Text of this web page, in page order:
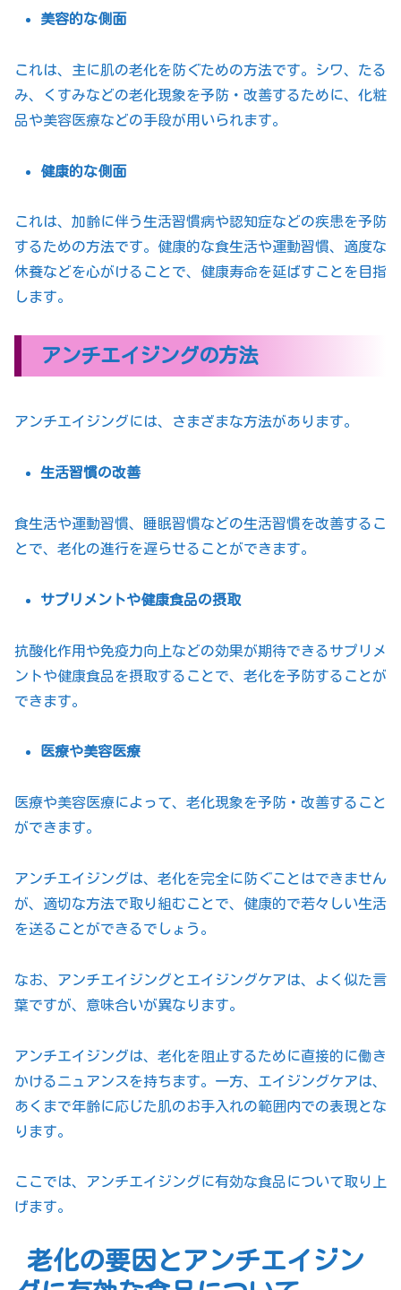
美容的な側面
これは、主に肌の老化を防ぐための方法です。シワ、たる
み、くすみなどの老化現象を予防・改善するために、化粧
品や美容医療などの手段が用いられます。
健康的な側面
これは、加齢に伴う生活習慣病や認知症などの疾患を予防
するための方法です。健康的な食生活や運動習慣、適度な
休養などを心がけることで、健康寿命を延ばすことを目指
します。
アンチエイジングの方法
アンチエイジングには、さまざまな方法があります。
生活習慣の改善
食生活や運動習慣、睡眠習慣などの生活習慣を改善するこ
とで、老化の進行を遅らせることができます。
サプリメントや健康食品の摂取
抗酸化作用や免疫力向上などの効果が期待できるサプリメ
ントや健康食品を摂取することで、老化を予防することが
できます。
医療や美容医療
医療や美容医療によって、老化現象を予防・改善すること
ができます。
アンチエイジングは、老化を完全に防ぐことはできません
が、適切な方法で取り組むことで、健康的で若々しい生活
を送ることができるでしょう。
なお、アンチエイジングとエイジングケアは、よく似た言
葉ですが、意味合いが異なります。
アンチエイジングは、老化を阻止するために直接的に働き
かけるニュアンスを持ちます。一方、エイジングケアは、
あくまで年齢に応じた肌のお手入れの範囲内での表現とな
ります。
ここでは、アンチエイジングに有効な食品について取り上
げます。
老化の要因とアンチエイジン